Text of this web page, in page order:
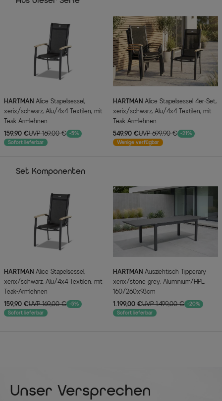
HARTMAN
xerix/schwarz, Alu/4x4 Textilen, mit
Teak-Armlehnen
159,90 €UVP 169,00 € -5%
Sofort lieferbar
HARTMAN
xerix/schwarz, Alu/4x4 Textilen, mit
Teak-Armlehnen
549,90 €UVP 699,90 € -21%
Wenige verfügbar
Set Komponenten
HARTMAN
xerix/schwarz, Alu/4x4 Textilen, mit
Teak-Armlehnen
159,90 €UVP 169,00 € -5%
Sofort lieferbar
HARTMAN
xerix/stone grey, Aluminium/HPL,
160/260x93cm
1.199,00 €UVP 1.499,00 € -20%
Sofort lieferbar
Unser Versprechen